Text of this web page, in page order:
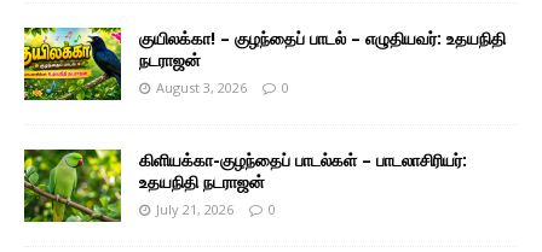
குயிலக்கா! – குழந்தைப் பாடல் – எழுதியவர்: உதயநிதி
நடராஜன்
August 3, 2026 0
கிளியக்கா-குழந்தைப் பாடல்கள் – பாடலாசிரியர்:
உதயநிதி நடராஜன்
July 21, 2026 0